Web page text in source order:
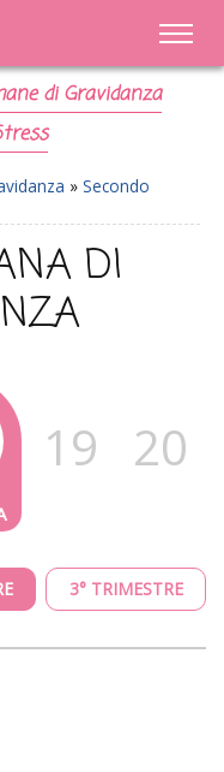
di Gravidanza
» Secondo
DI
19 20
3° TRIMESTRE